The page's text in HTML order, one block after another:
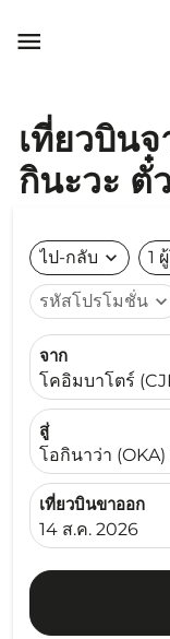

เที่ยวบิน
กินะวะ ตั๋
ไป-กลับ expand_more 1
รหัสโปรโมชั่น expand_more
จาก
โคอิมบาโตร์
สู่
โอกินาว่า
เที่ยวบินขาออก
fc-booking-
14 ส.ค. 2026